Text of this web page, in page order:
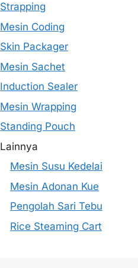
Strapping
Mesin Coding
Skin Packager
Mesin Sachet
Induction Sealer
Mesin Wrapping
Standing Pouch
Lainnya
Mesin Susu Kedelai
Mesin Adonan Kue
Pengolah Sari Tebu
Rice Steaming Cart